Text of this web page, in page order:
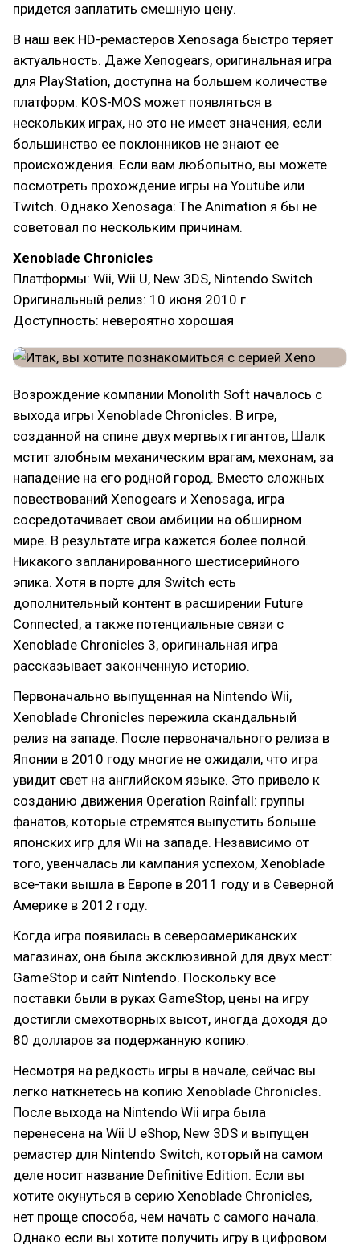
придется заплатить смешную цену.
В наш век HD-ремастеров Xenosaga быстро теряет
актуальность. Даже Xenogears, оригинальная игра
для PlayStation, доступна на большем количестве
платформ. KOS-MOS может появляться в
нескольких играх, но это не имеет значения, если
большинство ее поклонников не знают ее
происхождения. Если вам любопытно, вы можете
посмотреть прохождение игры на Youtube или
Twitch. Однако Xenosaga: The Animation я бы не
советовал по нескольким причинам.
Xenoblade Chronicles
Платформы: Wii, Wii U, New 3DS, Nintendo Switch
Оригинальный релиз: 10 июня 2010 г.
Доступность: невероятно хорошая
Возрождение компании Monolith Soft началось с
выхода игры Xenoblade Chronicles. В игре,
созданной на спине двух мертвых гигантов, Шалк
мстит злобным механическим врагам, мехонам, за
нападение на его родной город. Вместо сложных
повествований Xenogears и Xenosaga, игра
сосредотачивает свои амбиции на обширном
мире. В результате игра кажется более полной.
Никакого запланированного шестисерийного
эпика. Хотя в порте для Switch есть
дополнительный контент в расширении Future
Connected, а также потенциальные связи с
Xenoblade Chronicles 3, оригинальная игра
рассказывает законченную историю.
Первоначально выпущенная на Nintendo Wii,
Xenoblade Chronicles пережила скандальный
релиз на западе. После первоначального релиза в
Японии в 2010 году многие не ожидали, что игра
увидит свет на английском языке. Это привело к
созданию движения Operation Rainfall: группы
фанатов, которые стремятся выпустить больше
японских игр для Wii на западе. Независимо от
того, увенчалась ли кампания успехом, Xenoblade
все-таки вышла в Европе в 2011 году и в Северной
Америке в 2012 году.
Когда игра появилась в североамериканских
магазинах, она была эксклюзивной для двух мест:
GameStop и сайт Nintendo. Поскольку все
поставки были в руках GameStop, цены на игру
достигли смехотворных высот, иногда доходя до
80 долларов за подержанную копию.
Несмотря на редкость игры в начале, сейчас вы
легко наткнетесь на копию Xenoblade Chronicles.
После выхода на Nintendo Wii игра была
перенесена на Wii U eShop, New 3DS и выпущен
ремастер для Nintendo Switch, который на самом
деле носит название Definitive Edition. Если вы
хотите окунуться в серию Xenoblade Chronicles,
нет проще способа, чем начать с самого начала.
Однако если вы хотите получить игру в цифровом